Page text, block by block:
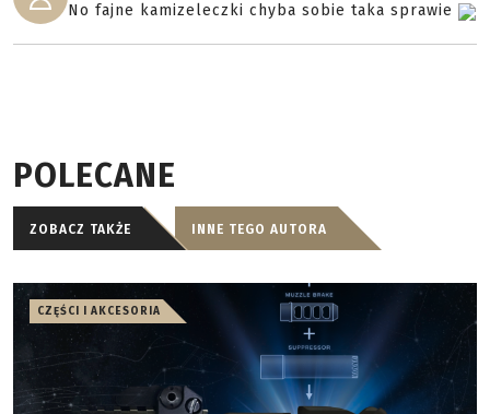
No fajne kamizeleczki chyba sobie taka sprawie
POLECANE
ZOBACZ TAKŻE INNE TEGO AUTORA
CZĘŚCI I AKCESORIA